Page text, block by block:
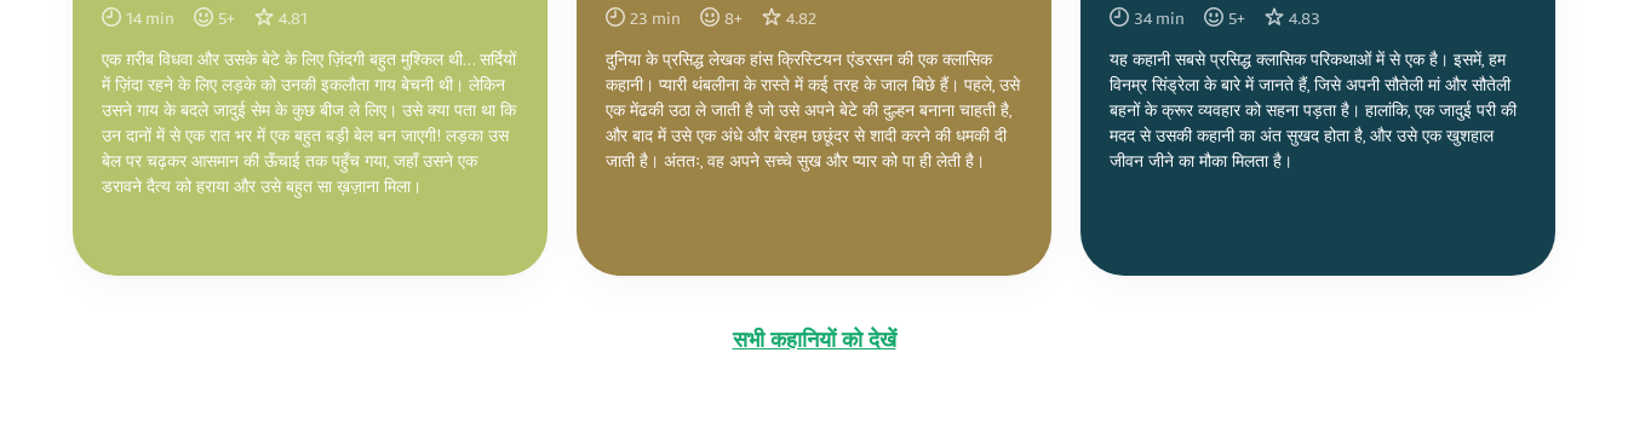
14 min 5+ 4.81
एक ग़रीब विधवा और उसके बेटे के लिए ज़िंदगी बहुत मुश्किल थी… सर्दियों
में ज़िंदा रहने के लिए लड़के को उनकी इकलौता गाय बेचनी थी। लेकिन
उसने गाय के बदले जादुई सेम के कुछ बीज ले लिए। उसे क्या पता था कि
उन दानों में से एक रात भर में एक बहुत बड़ी बेल बन जाएगी! लड़का उस
बेल पर चढ़कर आसमान की ऊँचाई तक पहुँच गया, जहाँ उसने एक
डरावने दैत्य को हराया और उसे बहुत सा ख़ज़ाना मिला।
23 min 8+ 4.82
दुनिया के प्रसिद्ध लेखक हांस क्रिस्टियन एंडरसन की एक क्लासिक
कहानी। प्यारी थंबलीना के रास्ते में कई तरह के जाल बिछे हैं। पहले, उसे
एक मेंढकी उठा ले जाती है जो उसे अपने बेटे की दुल्हन बनाना चाहती है,
और बाद में उसे एक अंधे और बेरहम छछूंदर से शादी करने की धमकी दी
जाती है। अंततः, वह अपने सच्चे सुख और प्यार को पा ही लेती है।
34min 5+ 4.83
यह कहानी सबसे प्रसिद्ध क्लासिक परिकथाओं में से एक है। इसमें, हम
विनम्र सिंड्रेला के बारे में जानते हैं, जिसे अपनी सौतेली मां और सौतेली
बहनों के क्रूर व्यवहार को सहना पड़ता है। हालांकि, एक जादुई परी की
मदद से उसकी कहानी का अंत सुखद होता है, और उसे एक खुशहाल
जीवन जीने का मौका मिलता है।
सभी कहानियों को देखें